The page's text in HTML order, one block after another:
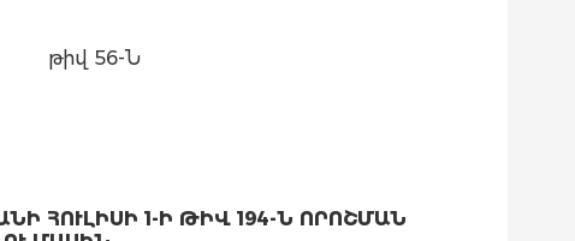
թիվ 56-Ն
ՀՈՒԼԻՍԻ 1-Ի ԹԻՎ 194-Ն ՈՐՈՇՄԱՆ